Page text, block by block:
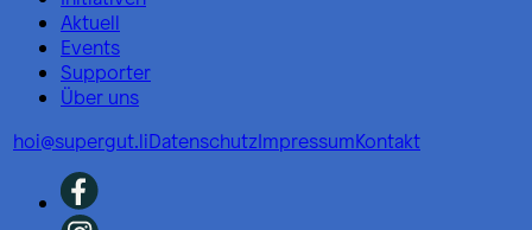
Aktuell
Events
Supporter
Über uns
hoi@supergut.liDatenschutzImpressumKontakt